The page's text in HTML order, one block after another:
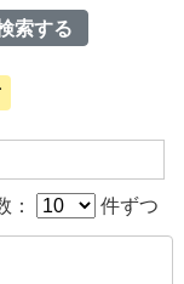
索する
： 件ずつ